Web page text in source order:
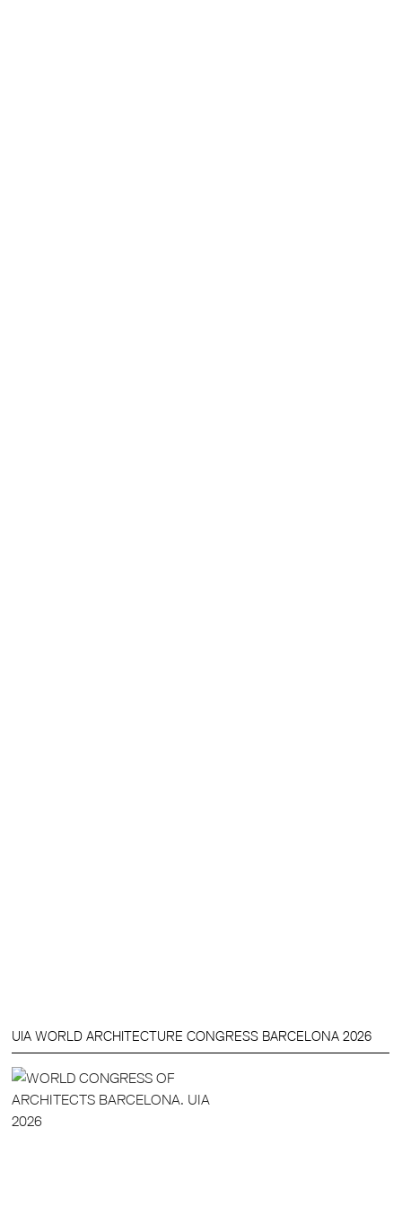
UIA WORLD ARCHITECTURE CONGRESS BARCELONA 2026